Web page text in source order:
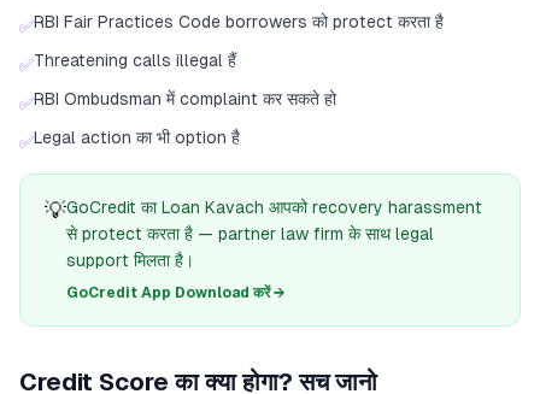
✅RBI Fair Practices Code borrowers को protect करता है
✅Threatening calls illegal हैं
✅RBI Ombudsman में complaint कर सकते हो
✅Legal action का भी option है
💡GoCredit का Loan Kavach आपको recovery harassment
से protect करता है — partner law firm के साथ legal
support मिलता है।
GoCredit App Download करें →
Credit Score का क्या होगा? सच जानो